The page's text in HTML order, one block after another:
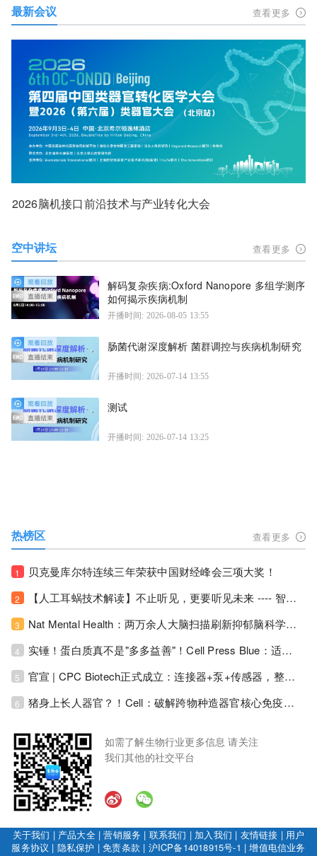
最新会议 查看更多
2026脑机接口前沿技术与产业转化大会
空中讲坛 查看更多
解码复杂疾病:Oxford Nanopore 多组学测序
如何揭示疾病机制
开播时间: 2026-08-05 13:55
肠菌代谢深度解析 菌群调控与疾病机制研究
开播时间: 2026-07-14 13:55
测试
开播时间: 2026-07-14 13:25
热榜区 查看更多
1 贝克曼库尔特连续三年荣获中国财经峰会三项大奖！
2 【人工耳蜗技术解读】不止听见，更要听见未来 ---- 智能耳蜗，开启人工耳蜗技术新纪元！
3 Nat Mental Health：两万余人大脑扫描刷新抑郁脑科学认知！抑郁不只是情绪病，视觉、运动脑区同步受损！
4 实锤！蛋白质真不是"多多益善"！Cell Press Blue：适度限蛋白，反而拉长健康寿命！
5 官宣 | CPC Biotech正式成立：连接器+泵+传感器，整合生物制药流体管理解决方案！
6 猪身上长人器官？！Cell：破解跨物种造器官核心免疫关卡！全新异种吞噬机制打通人体器官培育赛道！
如需了解生物行业更多信息 请关注
我们其他的社交平台
关于我们 | 产品大全|营销服务 | 联系我们 | 加入我们 | 友情链接 | 用户
服务协议 | 隐私保护 |免责条款 | 沪ICP备14018915号-1 |增值电信业务